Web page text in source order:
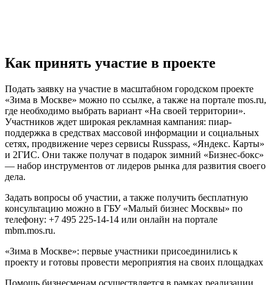
Как принять участие в проекте
Подать заявку на участие в масштабном городском проекте
«Зима в Москве» можно по ссылке, а также на портале mos.ru,
где необходимо выбрать вариант «На своей территории».
Участников ждет широкая рекламная кампания: пиар-
поддержка в средствах массовой информации и социальных
сетях, продвижение через сервисы Russpass, «Яндекс. Карты»
и 2ГИС. Они также получат в подарок зимний «Бизнес-бокс»
— набор инструментов от лидеров рынка для развития своего
дела.
Задать вопросы об участии, а также получить бесплатную
консультацию можно в ГБУ «Малый бизнес Москвы» по
телефону: +7 495 225⁠-14⁠-14 или онлайн на портале
mbm.mos.ru.
«Зима в Москве»: первые участники присоединились к
проекту и готовы провести мероприятия на своих площадках
Помощь бизнесменам осуществляется в рамках реализации